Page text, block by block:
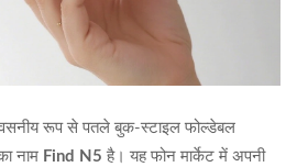
रूप से पतले बुक-स्टाइल फोल्डेबल
नाम Find N5 है। यह फोन मार्केट में अपनी